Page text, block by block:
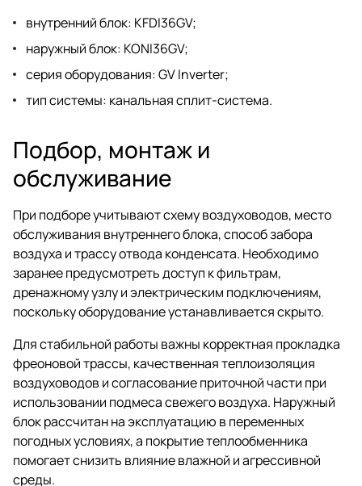
внутренний блок: KFDI36GV;
наружный блок: KONI36GV;
серия оборудования: GV Inverter;
тип системы: канальная сплит-система.
Подбор, монтаж и
обслуживание
При подборе учитывают схему воздуховодов, место
обслуживания внутреннего блока, способ забора
воздуха и трассу отвода конденсата. Необходимо
заранее предусмотреть доступ к фильтрам,
дренажному узлу и электрическим подключениям,
поскольку оборудование устанавливается скрыто.
Для стабильной работы важны корректная прокладка
фреоновой трассы, качественная теплоизоляция
воздуховодов и согласование приточной части при
использовании подмеса свежего воздуха. Наружный
блок рассчитан на эксплуатацию в переменных
погодных условиях, а покрытие теплообменника
помогает снизить влияние влажной и агрессивной
среды.